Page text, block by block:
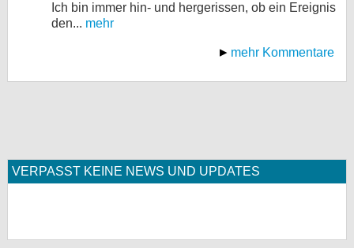
Ich bin immer hin- und hergerissen, ob ein Ereignis
den... mehr
mehr Kommentare
VERPASST KEINE NEWS UND UPDATES